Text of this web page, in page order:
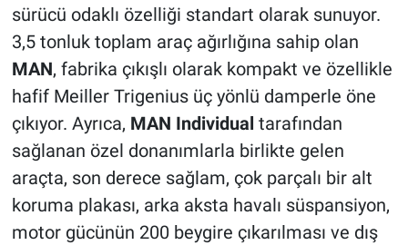
sürücü odaklı özelliği standart olarak sunuyor.
3,5 tonluk toplam araç ağırlığına sahip olan
MAN, fabrika çıkışlı olarak kompakt ve özellikle
hafif Meiller Trigenius üç yönlü damperle öne
çıkıyor. Ayrıca, MAN Individual tarafından
sağlanan özel donanımlarla birlikte gelen
araçta, son derece sağlam, çok parçalı bir alt
koruma plakası, arka aksta havalı süspansiyon,
motor gücünün 200 beygire çıkarılması ve dış